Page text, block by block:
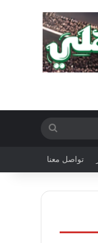
Search
تواصل معنا